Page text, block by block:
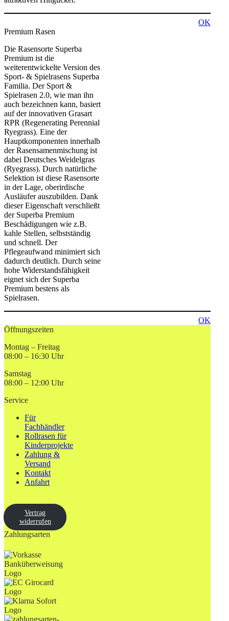
OK
Premium Rasen
Die Rasensorte Superba
Premium ist die
weiterentwickelte Version des
Sport- & Spielrasens Superba
Familia. Der Sport &
Spielrasen 2.0, wie man ihn
auch bezeichnen kann, basiert
auf der innovativen Grasart
RPR (Regenerating Perennial
Ryegrass). Eine der
Hauptkomponenten innerhalb
der Rasensamenmischung ist
dabei Deutsches Weidelgras
(Ryegrass). Durch natürliche
Selektion ist diese Rasensorte
in der Lage, oberirdische
Ausläufer auszubilden. Dank
dieser Eigenschaft verschließt
der Superba Premium
Beschädigungen wie z.B.
kahle Stellen, selbstständig
und schnell. Der
Pflegeaufwand minimiert sich
dadurch deutlich. Durch seine
hohe Widerstandsfähigkeit
eignet sich der Superba
Premium bestens als
Spielrasen.
OK
Öffnungszeiten
Montag – Freitag
08:00 – 16:30 Uhr
Samstag
08:00 – 12:00 Uhr
Service
Für
Fachhändler
Rollrasen für
Kinderprojekte
Zahlung &
Versand
Kontakt
Anfahrt
Vertrag
widerrufen
Zahlungsarten